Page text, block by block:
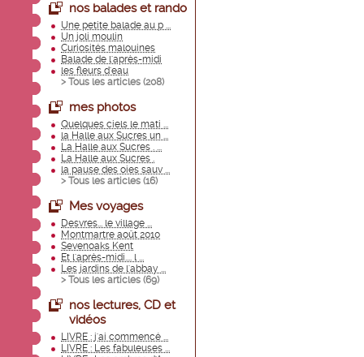
nos balades et rando
Une petite balade au p ...
Un joli moulin
Curiosités malouines
Balade de l'après-midi
les fleurs d'eau
> Tous les articles (208)
mes photos
Quelques ciels le mati ...
la Halle aux Sucres un ...
La Halle aux Sucres . ...
La Halle aux Sucres .
la pause des oies sauv ...
> Tous les articles (16)
Mes voyages
Desvres... le village ...
Montmartre août 2010
Sevenoaks Kent
Et l'après-midi.... l ...
Les jardins de l'abbay ...
> Tous les articles (69)
nos lectures, CD et
vidéos
LIVRE : j'ai commencé ...
LIVRE : Les fabuleuses ...